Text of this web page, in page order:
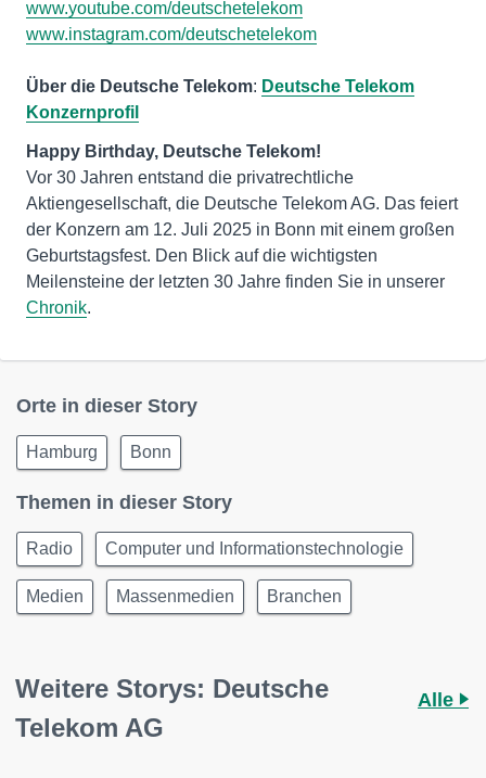
www.youtube.com/deutschetelekom
www.instagram.com/deutschetelekom
Über die Deutsche Telekom: Deutsche Telekom
Konzernprofil
Vor 30 Jahren entstand die privatrechtliche
Aktiengesellschaft, die Deutsche Telekom AG. Das feiert
der Konzern am 12. Juli 2025 in Bonn mit einem großen
Geburtstagsfest. Den Blick auf die wichtigsten
Meilensteine der letzten 30 Jahre finden Sie in unserer
Chronik.
Orte in dieser Story
Hamburg Bonn
Themen in dieser Story
Radio Computer und Informationstechnologie
Medien Massenmedien Branchen
Weitere Storys: Deutsche
Telekom AG
Alle